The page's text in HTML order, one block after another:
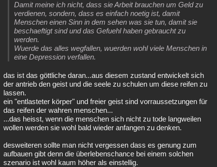
Damit meine ich nicht, dass sie Arbeit brauchen um Geld zu
verdienen, sondern, dass es einfach noetig ist, damit
Menschen einen Sinn in dem sehen was sie tun, damit sie
beschaeftigt sind und das Gefuehl haben gebraucht zu
werden.
Wuerde das alles wegfallen, wuerden wohl viele Menschen in
eine Depression verfallen.
das ist das göttliche daran...aus diesem zustand entwickelt sich
der antrieb den geist und die seele zu schulen um diese reifen zu
lassen.
ein "entlasteter körper" und freier geist sind vorraussetzungen für
das reifen der wahren menschen...
...das heisst, wenn die menschen sich nicht zu tode langweilen
wollen werden sie wohl bald wieder anfangen zu denken.
desweiteren sollte man nicht vergessen dass es genung zum
aufbauen gibt denn die überlebenschance bei einem solchen
szenario ist wohl kaum höher als einstellig.